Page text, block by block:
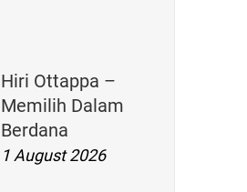
Hiri Ottappa –
Memilih Dalam
Berdana
1 August 2026